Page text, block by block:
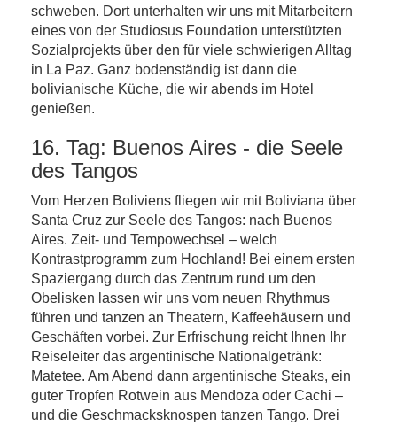
schweben. Dort unterhalten wir uns mit Mitarbeitern
eines von der Studiosus Foundation unterstützten
Sozialprojekts über den für viele schwierigen Alltag
in La Paz. Ganz bodenständig ist dann die
bolivianische Küche, die wir abends im Hotel
genießen.
16. Tag: Buenos Aires - die Seele
des Tangos
Vom Herzen Boliviens fliegen wir mit Boliviana über
Santa Cruz zur Seele des Tangos: nach Buenos
Aires. Zeit- und Tempowechsel – welch
Kontrastprogramm zum Hochland! Bei einem ersten
Spaziergang durch das Zentrum rund um den
Obelisken lassen wir uns vom neuen Rhythmus
führen und tanzen an Theatern, Kaffeehäusern und
Geschäften vorbei. Zur Erfrischung reicht Ihnen Ihr
Reiseleiter das argentinische Nationalgetränk:
Matetee. Am Abend dann argentinische Steaks, ein
guter Tropfen Rotwein aus Mendoza oder Cachi –
und die Geschmacksknospen tanzen Tango. Drei